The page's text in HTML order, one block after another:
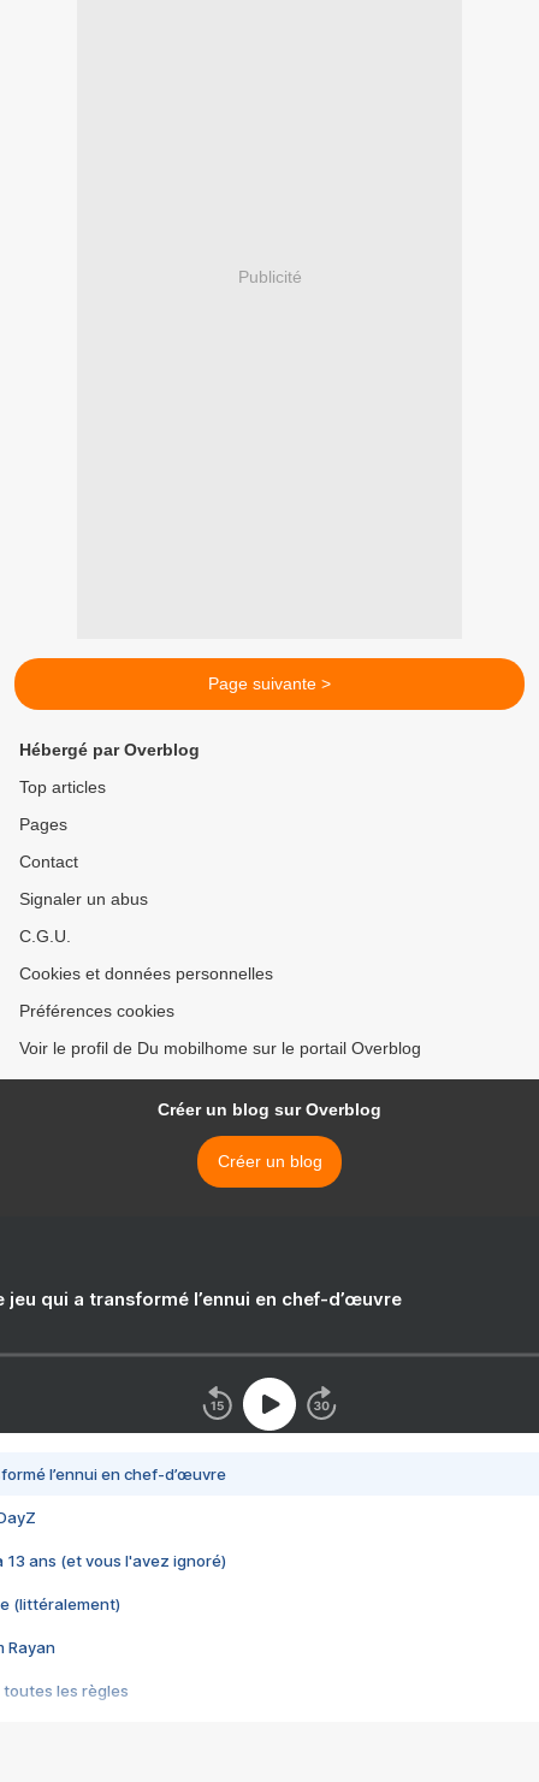
Publicité
Page suivante >
Hébergé par Overblog
Top articles
Pages
Contact
Signaler un abus
C.G.U.
Cookies et données personnelles
Préférences cookies
Voir le profil de Du mobilhome sur le portail Overblog
Créer un blog sur Overblog
Créer un blog
jeu qui a transformé l’ennui en chef-d’œuvre
l’ennui en chef-d’œuvre
13 ans (et vous l'avez ignoré)
(littéralement)
Rayan
toutes les règles